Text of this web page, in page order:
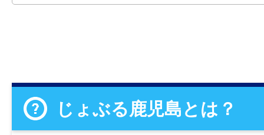
じょぶる鹿児島とは？